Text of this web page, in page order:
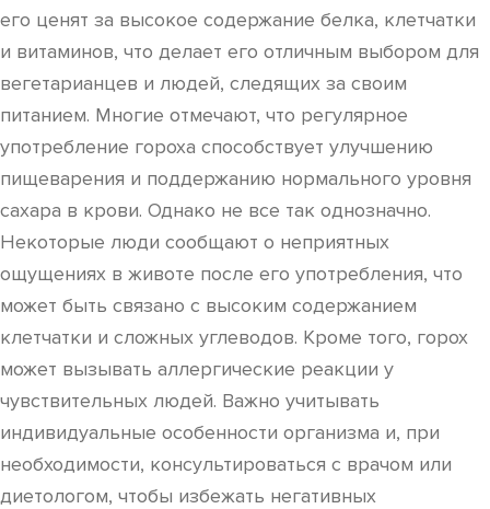
его ценят за высокое содержание белка, клетчатки
и витаминов, что делает его отличным выбором для
вегетарианцев и людей, следящих за своим
питанием. Многие отмечают, что регулярное
употребление гороха способствует улучшению
пищеварения и поддержанию нормального уровня
сахара в крови. Однако не все так однозначно.
Некоторые люди сообщают о неприятных
ощущениях в животе после его употребления, что
может быть связано с высоким содержанием
клетчатки и сложных углеводов. Кроме того, горох
может вызывать аллергические реакции у
чувствительных людей. Важно учитывать
индивидуальные особенности организма и, при
необходимости, консультироваться с врачом или
диетологом, чтобы избежать негативных